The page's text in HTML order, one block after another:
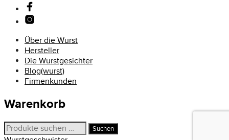
Über die Wurst
Hersteller
Die Wurstgesichter
Blog(wurst)
Firmenkunden
Warenkorb
Suchen
nach:
Suchen